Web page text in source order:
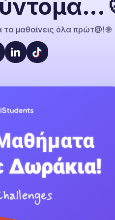
μαθαίνεις όλα πρώτ@! 🌐